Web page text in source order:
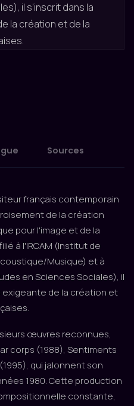
il s'inscrit dans la
la création et de la
Sources
français contemporain
de la création
pour l'image et de la
à l'IRCAM (Institut de
Musique) et à
en Sciences Sociales), il
exigeante de la création et
œuvres reconnues,
corps (1988), Sentiments
qui jalonnent son
1980. Cette production
constante,